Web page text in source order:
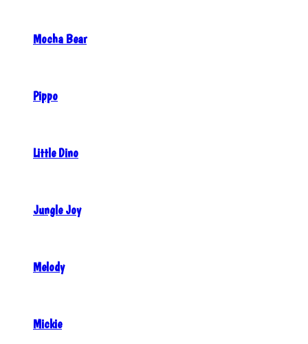
Mocha Bear
Pippo
Little Dino
Jungle Joy
Melody
Mickie